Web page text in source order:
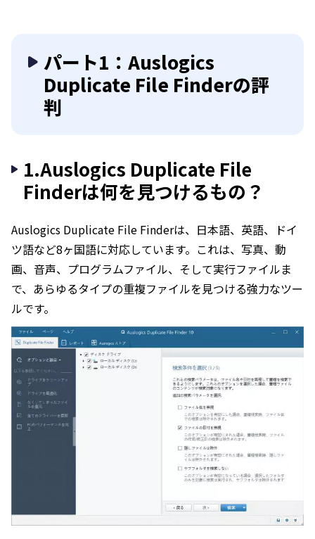
パート1：Auslogics
Duplicate File Finderの評
判
1.Auslogics Duplicate File
Finderは何を見つけるもの？
Auslogics Duplicate File Finderは、日本語、英語、ドイ
ツ語など8ヶ国語に対応しています。これは、写真、動
画、音声、プログラムファイル、そして実行ファイルま
で、あらゆるタイプの重複ファイルを見つける強力なツー
ルです。